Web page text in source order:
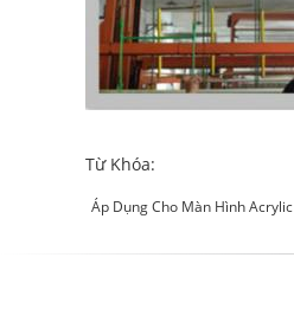
Từ Khóa:
Áp Dụng Cho Màn Hình Acrylic